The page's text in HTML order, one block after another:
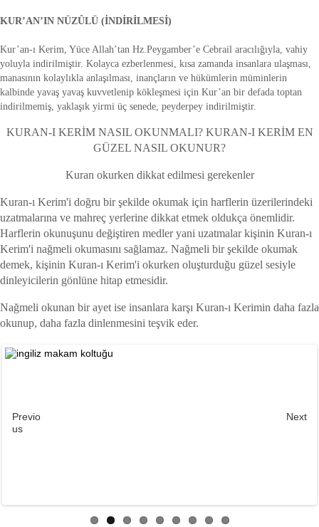
KUR’AN’IN NÜZÛLÜ (İNDİRİLMESİ)
Kur’an-ı Kerim, Yüce Allah’tan Hz.Peygamber’e Cebrail aracılığıyla, vahiy
yoluyla indirilmiştir. Kolayca ezberlenmesi, kısa zamanda insanlara ulaşması,
manasının kolaylıkla anlaşılması, inançların ve hükümlerin müminlerin
kalbinde yavaş yavaş kuvvetlenip kökleşmesi için Kur’an bir defada toptan
indirilmemiş, yaklaşık yirmi üç senede, peyderpey indirilmiştir.
KURAN-I KERİM NASIL OKUNMALI? KURAN-I KERİM EN
GÜZEL NASIL OKUNUR?
Kuran okurken dikkat edilmesi gerekenler
Kuran-ı Kerim'i doğru bir şekilde okumak için harflerin üzerilerindeki
uzatmalarına ve mahreç yerlerine dikkat etmek oldukça önemlidir.
Harflerin okunuşunu değiştiren medler yani uzatmalar kişinin Kuran-ı
Kerim'i nağmeli okumasını sağlamaz. Nağmeli bir şekilde okumak
demek, kişinin Kuran-ı Kerim'i okurken oluşturduğu güzel sesiyle
dinleyicilerin gönlüne hitap etmesidir.
Nağmeli okunan bir ayet ise insanlara karşı Kuran-ı Kerimin daha fazla
okunup, daha fazla dinlenmesini teşvik eder.
Previo
us
Next